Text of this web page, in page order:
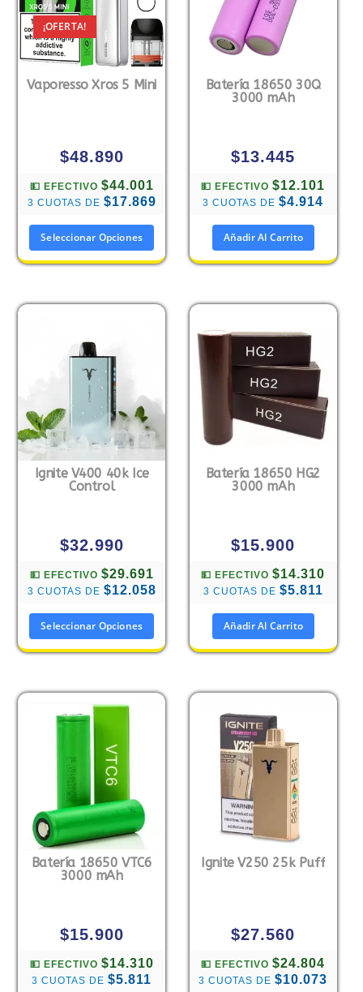
¡OFERTA!
Vaporesso Xros 5 Mini
$48.890
💵 EFECTIVO $44.001
3 CUOTAS DE $17.869
Seleccionar Opciones
Batería 18650 30Q
3000 mAh
$13.445
💵 EFECTIVO$12.101
3 CUOTAS DE$4.914
Añadir Al Carrito
Ignite V400 40k Ice
Control
$32.990
💵 EFECTIVO $29.691
3 CUOTAS DE $12.058
Seleccionar Opciones
Batería 18650 HG2
3000 mAh
$15.900
💵 EFECTIVO$14.310
3 CUOTAS DE $5.811
Añadir Al Carrito
Batería 18650 VTC6
3000 mAh
$15.900
💵 EFECTIVO $14.310
3 CUOTAS DE$5.811
Ignite V250 25k Puff
$27.560
💵 EFECTIVO$24.804
3 CUOTAS DE$10.073